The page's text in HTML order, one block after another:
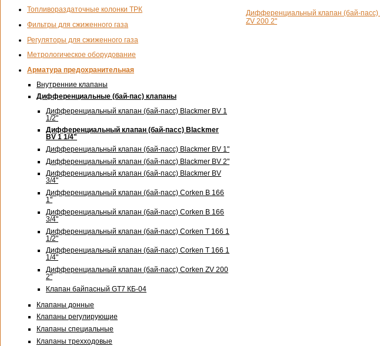
Топливораздаточные колонки ТРК
Фильтры для сжиженного газа
Регуляторы для сжиженного газа
Метрологическое оборудование
Арматура предохранительная
Внутренние клапаны
Дифференциальные (бай-пас) клапаны
Дифференциальный клапан (бай-пасс) Blackmer BV 1
1/2"
Дифференциальный клапан (бай-пасс) Blackmer
BV 1 1/4"
Дифференциальный клапан (бай-пасс) Blackmer BV 1"
Дифференциальный клапан (бай-пасс) Blackmer BV 2"
Дифференциальный клапан (бай-пасс) Blackmer BV
3/4"
Дифференциальный клапан (бай-пасс) Corken B 166
1"
Дифференциальный клапан (бай-пасс) Corken B 166
3/4"
Дифференциальный клапан (бай-пасс) Corken T 166 1
1/2"
Дифференциальный клапан (бай-пасс) Corken T 166 1
1/4"
Дифференциальный клапан (бай-пасс) Corken ZV 200
2"
Клапан байпасный GT7 КБ-04
Клапаны донные
Клапаны регулирующие
Клапаны специальные
Клапаны трехходовые
Дифференциальный клапан (бай-пасс)
ZV 200 2"